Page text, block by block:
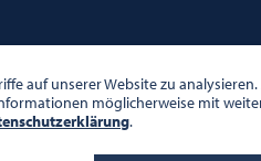
auf unserer Website zu
möglicherweise mit
.